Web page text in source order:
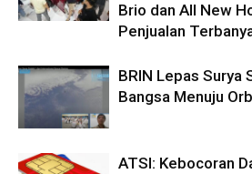
Brio dan All New
Penjualan
BRIN Lepas Surya
Bangsa Menuju
ATSI: Kebocoran